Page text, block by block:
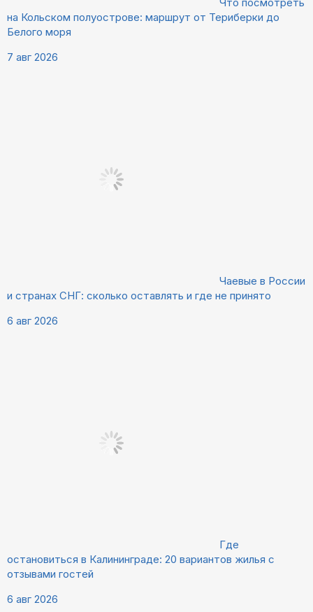
Что посмотреть
на Кольском полуострове: маршрут от Териберки до
Белого моря
7 авг 2026
Чаевые в России
и странах СНГ: сколько оставлять и где не принято
6 авг 2026
Где
остановиться в Калининграде: 20 вариантов жилья с
отзывами гостей
6 авг 2026